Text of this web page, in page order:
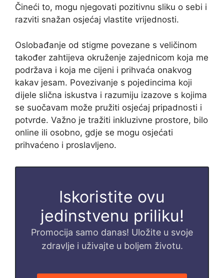
Čineći to, mogu njegovati pozitivnu sliku o sebi i
razviti snažan osjećaj vlastite vrijednosti.
Oslobađanje od stigme povezane s veličinom
također zahtijeva okruženje zajednicom koja me
podržava i koja me cijeni i prihvaća onakvog
kakav jesam. Povezivanje s pojedincima koji
dijele slična iskustva i razumiju izazove s kojima
se suočavam može pružiti osjećaj pripadnosti i
potvrde. Važno je tražiti inkluzivne prostore, bilo
online ili osobno, gdje se mogu osjećati
prihvaćeno i proslavljeno.
Iskoristite ovu
jedinstvenu priliku!
Promocija samo danas! Uložite u svoje
zdravlje i uživajte u boljem životu.